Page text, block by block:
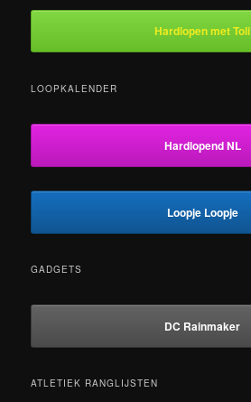
Hardlopen met Toli
LOOPKALENDER
Hardlopend NL
Loopje Loopje
GADGETS
DC Rainmaker
ATLETIEK RANGLIJSTEN